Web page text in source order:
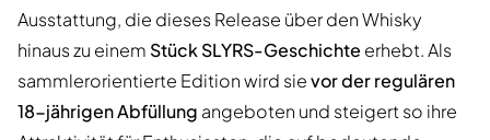
Ausstattung, die dieses Release über den Whisky
hinaus zu einem Stück SLYRS-Geschichte erhebt. Als
sammlerorientierte Edition wird sievor der regulären
18-jährigen Abfüllung angeboten und steigert so ihre